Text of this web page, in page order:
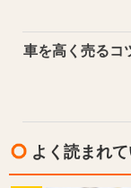
車を高く売るコ
よく読まれ